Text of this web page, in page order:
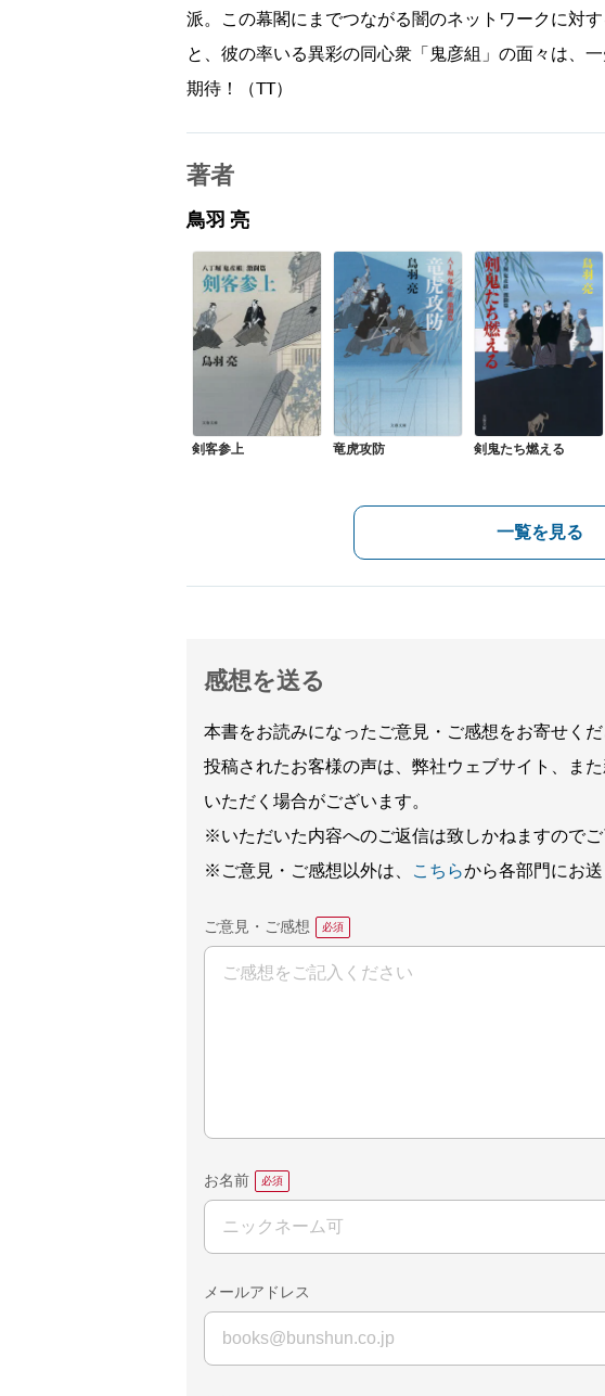
派。この幕閣にまでつながる闇のネットワークに対
と、彼の率いる異彩の同心衆「鬼彦組」の面々は、
期待！（TT）
著者
鳥羽 亮
剣客参上 竜虎攻防 剣鬼たち燃える
一覧を見る
感想を送る
本書をお読みになったご意見・ご感想をお寄せくだ
投稿されたお客様の声は、弊社ウェブサイト、ま
いただく場合がございます。
※いただいた内容へのご返信は致しかねますのでご
※ご意見・ご感想以外は、
こちらから各部門にお送
ご意見・ご感想
お名前
メールアドレス